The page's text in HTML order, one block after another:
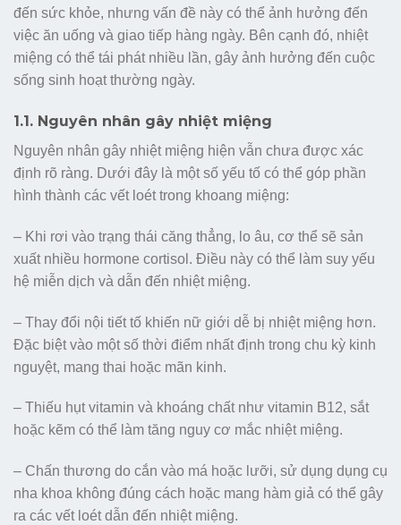
đến sức khỏe, nhưng vấn đề này có thể ảnh hưởng đến
việc ăn uống và giao tiếp hàng ngày. Bên cạnh đó, nhiệt
miệng có thể tái phát nhiều lần, gây ảnh hưởng đến cuộc
sống sinh hoạt thường ngày.
1.1. Nguyên nhân gây nhiệt miệng
Nguyên nhân gây nhiệt miệng hiện vẫn chưa được xác
định rõ ràng. Dưới đây là một số yếu tố có thể góp phần
hình thành các vết loét trong khoang miệng:
– Khi rơi vào trạng thái căng thẳng, lo âu, cơ thể sẽ sản
xuất nhiều hormone cortisol. Điều này có thể làm suy yếu
hệ miễn dịch và dẫn đến nhiệt miệng.
– Thay đổi nội tiết tố khiến nữ giới dễ bị nhiệt miệng hơn.
Đặc biệt vào một số thời điểm nhất định trong chu kỳ kinh
nguyệt, mang thai hoặc mãn kinh.
– Thiếu hụt vitamin và khoáng chất như vitamin B12, sắt
hoặc kẽm có thể làm tăng nguy cơ mắc nhiệt miệng.
– Chấn thương do cắn vào má hoặc lưỡi, sử dụng dụng cụ
nha khoa không đúng cách hoặc mang hàm giả có thể gây
ra các vết loét dẫn đến nhiệt miệng.